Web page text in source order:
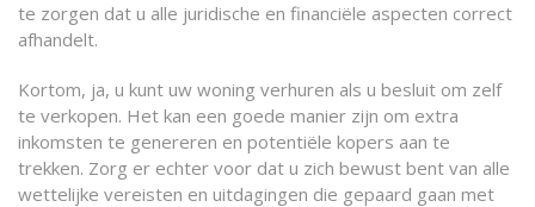
te zorgen dat u alle juridische en financiële aspecten correct
afhandelt.
Kortom, ja, u kunt uw woning verhuren als u besluit om zelf
te verkopen. Het kan een goede manier zijn om extra
inkomsten te genereren en potentiële kopers aan te
trekken. Zorg er echter voor dat u zich bewust bent van alle
wettelijke vereisten en uitdagingen die gepaard gaan met